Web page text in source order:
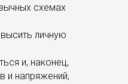
схемах
личную
и, наконец,
и напряжений,